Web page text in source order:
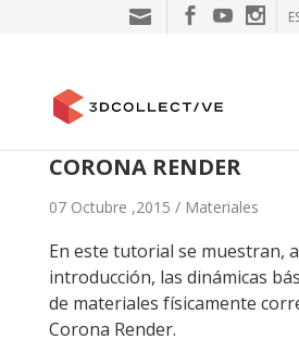
CREACIÓN DE
CORONA RENDER
07 Octubre ,2015 / Materiales
En este tutorial se muestran,
introducción, las dinámicas
de materiales físicamente
Corona Render.